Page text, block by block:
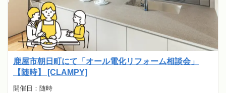
鹿屋市朝日町にて「オール電化リフォーム相談会」
【随時】 [CLAMPY]
開催日：随時